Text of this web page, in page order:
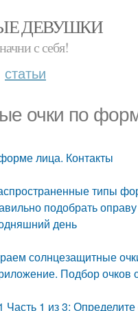
ДЕВУШКИ
с себя!
статьи
очки по
лица. Контакты
типы
подобрать
день
солнцезащитные
Подбор
1 из 3: